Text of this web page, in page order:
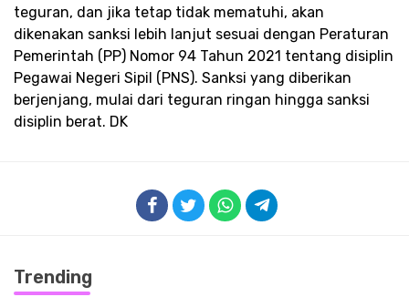
teguran, dan jika tetap tidak mematuhi, akan
dikenakan sanksi lebih lanjut sesuai dengan Peraturan
Pemerintah (PP) Nomor 94 Tahun 2021 tentang disiplin
Pegawai Negeri Sipil (PNS). Sanksi yang diberikan
berjenjang, mulai dari teguran ringan hingga sanksi
disiplin berat. DK
Trending